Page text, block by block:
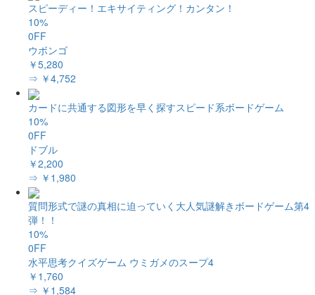
スピーディー！エキサイティング！カンタン！
10%
0FF
ウボンゴ
￥5,280
⇒ ￥4,752
カードに共通する図形を早く探すスピード系ボードゲーム
10%
0FF
ドブル
￥2,200
⇒ ￥1,980
質問形式で謎の真相に迫っていく大人気謎解きボードゲーム第4
弾！！
10%
0FF
水平思考クイズゲーム ウミガメのスープ4
￥1,760
⇒ ￥1,584